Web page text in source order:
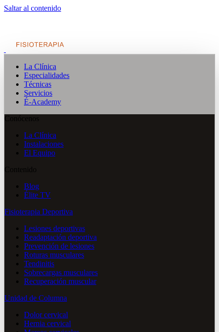
Saltar al contenido
La Clínica
Especialidades
Técnicas
Servicios
É-Academy
Conócenos
La Clínica
Instalaciones
El Equipo
Contenido
Blog
Élite TV
Fisioterapia Deportiva
Lesiones deportivas
Readaptación deportiva
Prevención de lesiones
Roturas musculares
Tendinitis
Sobrecargas musculares
Recuperación muscular
Unidad de Columna
Dolor cervical
Hernia cervical